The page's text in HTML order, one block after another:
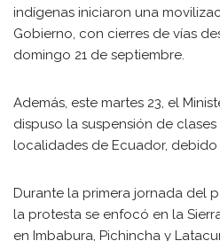
indígenas iniciaron una
Gobierno, con cierres de vías
domingo 21 de septiembre.
Además, este martes 23, el
dispuso la suspensión de clases
localidades de Ecuador, debido
Durante la primera jornada del
la protesta se enfocó en la
en Imbabura, Pichincha y